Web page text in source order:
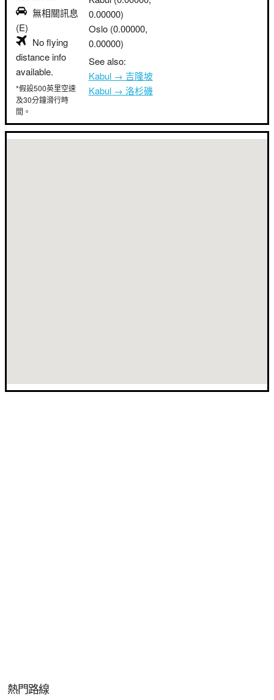
無相關訊息
(E)
No flying
distance info
available.
*假設500英里空速
及30分鐘滑行時
間。
0.00000)
Oslo (0.00000,
0.00000)
See also:
Kabul → 吉隆坡
Kabul → 洛杉磯
熱門路線